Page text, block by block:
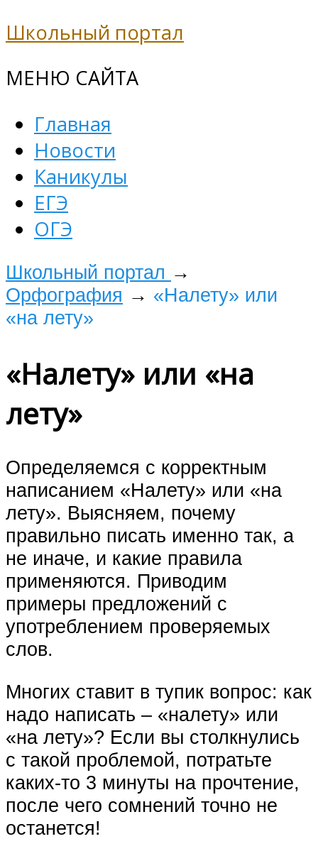
Школьный портал
МЕНЮ САЙТА
Главная
Новости
Каникулы
ЕГЭ
ОГЭ
Школьный портал →
Орфография → «Налету» или
«на лету»
«Налету» или «на
лету»
Определяемся с корректным
написанием «Налету» или «на
лету». Выясняем, почему
правильно писать именно так, а
не иначе, и какие правила
применяются. Приводим
примеры предложений с
употреблением проверяемых
слов.
Многих ставит в тупик вопрос: как
надо написать – «налету» или
«на лету»? Если вы столкнулись
с такой проблемой, потратьте
каких-то 3 минуты на прочтение,
после чего сомнений точно не
останется!